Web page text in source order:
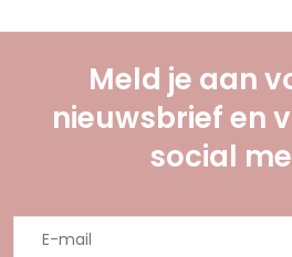
Meld je aan
nieuwsbrief en
social